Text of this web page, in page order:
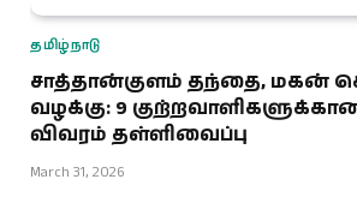
தமிழ்நாடு
சாத்தான்குளம் தந்தை, மகன்
வழக்கு: 9
விவரம் தள்ளிவைப்பு
March 31, 2026